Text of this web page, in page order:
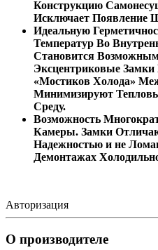
Конструкцию
Исключает Появление
Идеальную
Температур Во
Становится
Эксцентриковые
«Мостиков Холода»
Минимизируют
Среду.
Возможность
Камеры. Замки
Надежностью и не
Демонтажах
Авторизация
О производителе